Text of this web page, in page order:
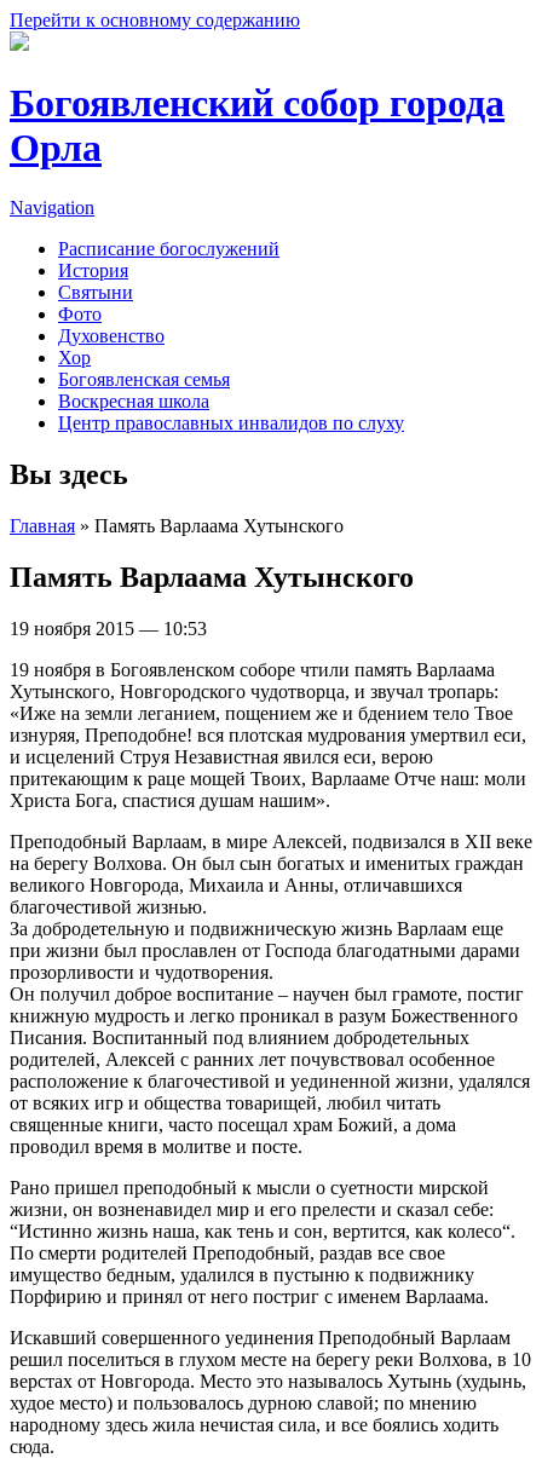
Перейти к основному содержанию
Богоявленский собор города
Орла
Navigation
Расписание богослужений
История
Святыни
Фото
Духовенство
Хор
Богоявленская семья
Воскресная школа
Центр православных инвалидов по слуху
Вы здесь
Главная » Память Варлаама Хутынского
Память Варлаама Хутынского
19 ноября 2015 — 10:53
19 ноября в Богоявленском соборе чтили память Варлаама
Хутынского, Новгородского чудотворца, и звучал тропарь:
«Иже на земли леганием, пощением же и бдением тело Твое
изнуряя, Преподобне! вся плотская мудрования умертвил еси,
и исцелений Струя Независтная явился еси, верою
притекающим к раце мощей Твоих, Варлааме Отче наш: моли
Христа Бога, спастися душам нашим».
Преподобный Варлаам, в мире Алексей, подвизался в XII веке
на берегу Волхова. Он был сын богатых и именитых граждан
великого Новгорода, Михаила и Анны, отличавшихся
благочестивой жизнью.
За добродетельную и подвижническую жизнь Варлаам еще
при жизни был прославлен от Господа благодатными дарами
прозорливости и чудотворения.
Он получил доброе воспитание – научен был грамоте, постиг
книжную мудрость и легко проникал в разум Божественного
Писания. Воспитанный под влиянием добродетельных
родителей, Алексей с ранних лет почувствовал особенное
расположение к благочестивой и уединенной жизни, удалялся
от всяких игр и общества товарищей, любил читать
священные книги, часто посещал храм Божий, а дома
проводил время в молитве и посте.
Рано пришел преподобный к мысли о суетности мирской
жизни, он возненавидел мир и его прелести и сказал себе:
“Истинно жизнь наша, как тень и сон, вертится, как колесо“.
По смерти родителей Преподобный, раздав все свое
имущество бедным, удалился в пустыню к подвижнику
Порфирию и принял от него постриг с именем Варлаама.
Искавший совершенного уединения Преподобный Варлаам
решил поселиться в глухом месте на берегу реки Волхова, в 10
верстах от Новгорода. Место это называлось Хутынь (худынь,
худое место) и пользовалось дурною славой; по мнению
народному здесь жила нечистая сила, и все боялись ходить
сюда.